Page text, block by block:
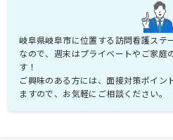
岐阜県岐阜市に位置する訪問看護ステ
なので、週末はプライベートやご家庭
す！
ご興味のある方には、面接対策ポイン
ますので、お気軽にご相談ください。